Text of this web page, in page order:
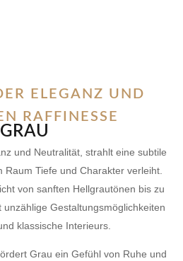
ELEGANZ UND
RAFFINESSE
GRAU
und Neutralität, strahlt eine subtile
Raum Tiefe und Charakter verleiht.
von sanften Hellgrautönen bis zu
Gestaltungsmöglichkeiten
klassische Interieurs.
Grau ein Gefühl von Ruhe und